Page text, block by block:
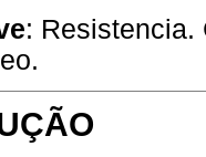
: Resistencia.